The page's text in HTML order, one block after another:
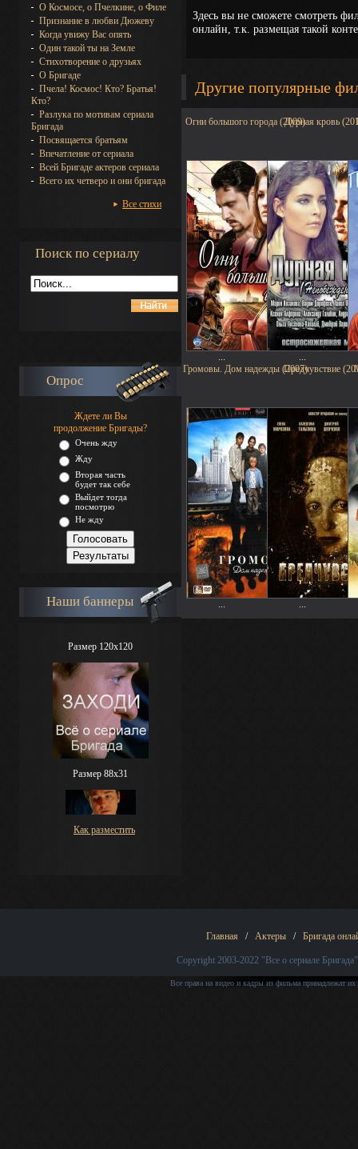
О Космосе, о Пчелкине, о Филе
Признание в любви Дюжеву
Когда увижу Вас опять
Один такой ты на Земле
Стихотворение о друзьях
О Бригаде
Пчела! Космос! Кто? Братья!
Кто?
Разлука по мотивам сериала
Бригада
Посвящается братьям
Впечатление от сериала
Всей Бригаде актеров сериала
Всего их четверо и они бригада
Все стихи
Поиск по сериалу
Опрос
Ждете ли Вы
продолжение Бригады?
Очень жду
Жду
Вторая часть
будет так себе
Выйдет тогда
посмотрю
Не жду
Наши баннеры
Размер 120x120
Размер 88х31
Как разместить
Здесь вы не сможете смотреть
онлайн, т.к. размещая такой
Другие популярные
Огни большого города (2009)
...
Дурная кровь
...
Громовы. Дом надежды (2007)
...
Предчувствие
...
Главная / Актеры / Бригада
Copyright 2003-2022 "Все о сериале Бригада"
Все права на видео и кадры из фильма принадлежат